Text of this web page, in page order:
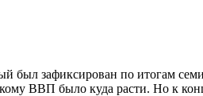
был зафиксирован по итогам
ВВП было куда расти. Но к